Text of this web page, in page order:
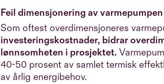
Feil dimensjonering av
Som oftest overdimensjoneres
investeringskostnader, bidrar
lønnsomheten i prosjektet.
40-50 prosent av samlet termisk
av årlig energibehov.